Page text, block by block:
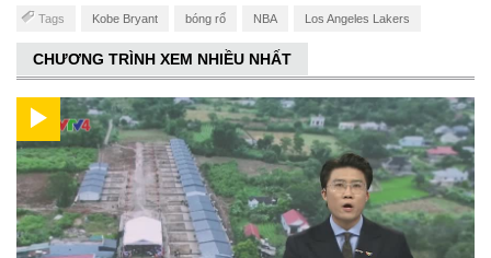
Tags Kobe Bryant bóng rổ NBA Los Angeles Lakers
CHƯƠNG TRÌNH XEM NHIỀU NHẤT